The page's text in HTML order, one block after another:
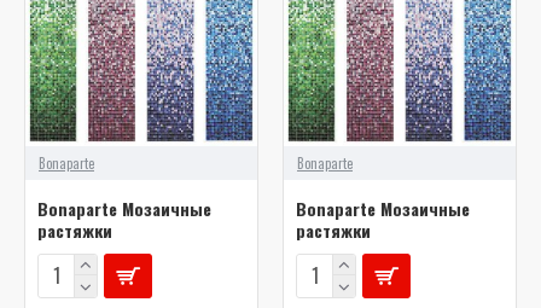
Bonaparte
Bonaparte Мозаичные
растяжки
Bonaparte
Bonaparte Мозаичные
растяжки